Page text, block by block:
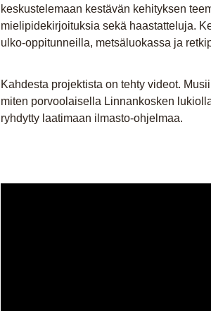
keskustelemaan kestävän kehityksen
mielipidekirjoituksia sekä haastatteluja.
ulko-oppitunneilla, metsäluokassa ja
Kahdesta projektista on tehty videot.
miten porvoolaisella Linnankosken
ryhdytty laatimaan ilmasto-ohjelmaa.